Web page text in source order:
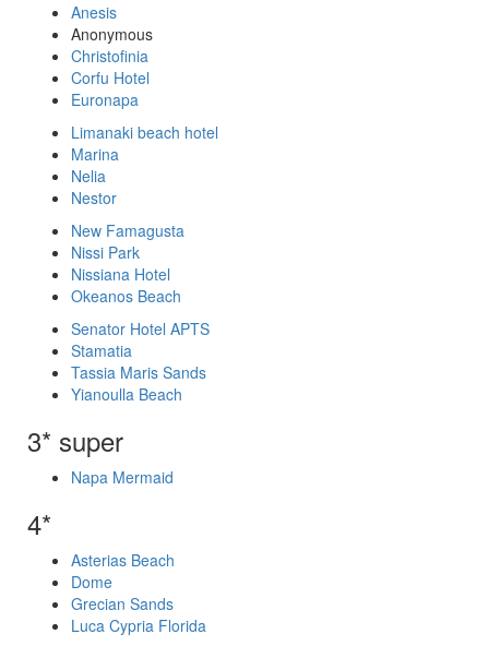
Anesis
Anonymous
Christofinia
Corfu Hotel
Euronapa
Limanaki beach hotel
Marina
Nelia
Nestor
New Famagusta
Nissi Park
Nissiana Hotel
Okeanos Beach
Senator Hotel APTS
Stamatia
Tassia Maris Sands
Yianoulla Beach
3* super
Napa Mermaid
4*
Asterias Beach
Dome
Grecian Sands
Luca Cypria Florida